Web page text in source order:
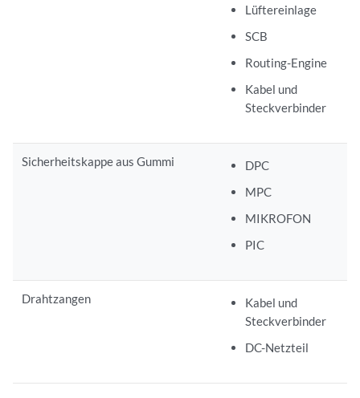
Lüftereinlage
SCB
Routing-Engine
Kabel und
Steckverbinder
Sicherheitskappe aus Gummi
DPC
MPC
MIKROFON
PIC
Drahtzangen
Kabel und
Steckverbinder
DC-Netzteil